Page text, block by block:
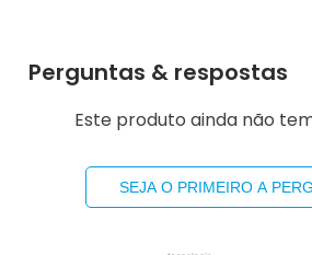
Perguntas & respostas
Este produto ainda não
SEJA O PRIMEIRO A